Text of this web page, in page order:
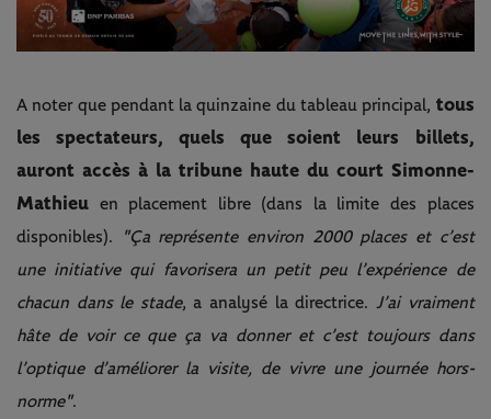
A noter que pendant la quinzaine du tableau principal, tous
les spectateurs, quels que soient leurs billets,
auront accès à la tribune haute du court Simonne-
Mathieu en placement libre (dans la limite des places
disponibles).
"Ça représente environ 2000 places et c’est
une initiative qui favorisera un petit peu l’expérience de
chacun dans le stade, a analysé la directrice. J’ai vraiment
hâte de voir ce que ça va donner et c’est toujours dans
l’optique d’améliorer la visite, de vivre une journée hors-
norme".